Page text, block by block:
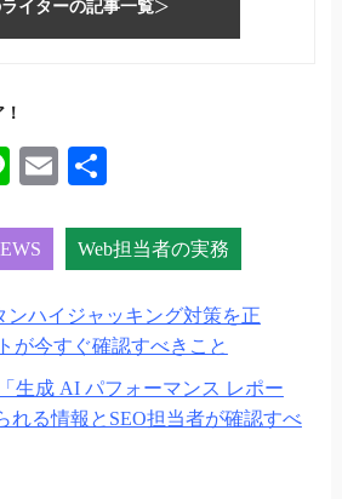
イターの記事一覧
Li
E
ail
Web担当者の実務
ンハイジャッキング対策を正
が今すぐ確認すべきこと
「生成 AI パフォーマンス レポー
れる情報とSEO担当者が確認すべ